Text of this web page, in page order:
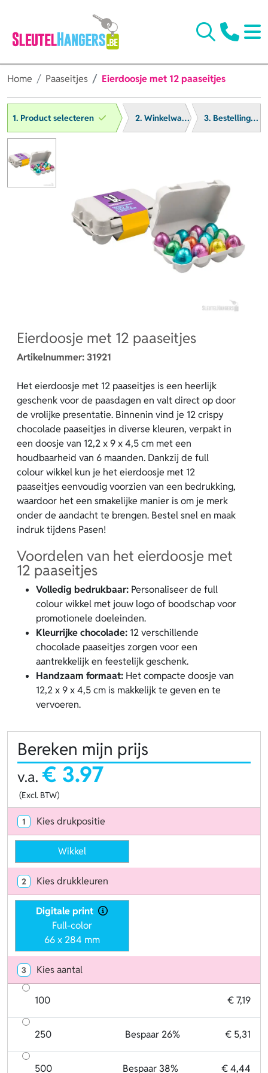
Home Paaseitjes Eierdoosje met 12 paaseitjes
1. Product selecteren 2. Winkelwagen 3. Bestelling afronden
Eierdoosje met 12 paaseitjes
Artikelnummer:31921
Het eierdoosje met 12 paaseitjes is een heerlijk
geschenk voor de paasdagen en valt direct op door
de vrolijke presentatie. Binnenin vind je 12 crispy
chocolade paaseitjes in diverse kleuren, verpakt in
een doosje van 12,2 x 9 x 4,5 cm met een
houdbaarheid van 6 maanden. Dankzij de full
colour wikkel kun je het eierdoosje met 12
paaseitjes eenvoudig voorzien van een bedrukking,
waardoor het een smakelijke manier is om je merk
onder de aandacht te brengen. Bestel snel en maak
indruk tijdens Pasen!
Voordelen van het eierdoosje met
12 paaseitjes
Volledig bedrukbaar: Personaliseer de full
colour wikkel met jouw logo of boodschap voor
promotionele doeleinden.
Kleurrijke chocolade: 12 verschillende
chocolade paaseitjes zorgen voor een
aantrekkelijk en feestelijk geschenk.
Handzaam formaat: Het compacte doosje van
12,2 x 9 x 4,5 cm is makkelijk te geven en te
vervoeren.
Bereken mijn prijs
v.a. € 3.97
(Excl. BTW)
1 Kies drukpositie
Wikkel
2 Kies drukkleuren
Digitale print
Full-color
66 x 284 mm
3 Kies aantal
100 € 7,19
250 Bespaar 26% € 5,31
500 Bespaar 38% € 4,44